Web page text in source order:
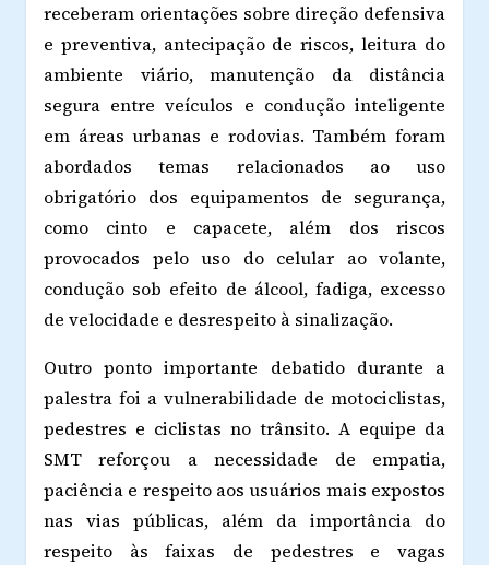
receberam orientações sobre direção defensiva
e preventiva, antecipação de riscos, leitura do
ambiente viário, manutenção da distância
segura entre veículos e condução inteligente
em áreas urbanas e rodovias. Também foram
abordados temas relacionados ao uso
obrigatório dos equipamentos de segurança,
como cinto e capacete, além dos riscos
provocados pelo uso do celular ao volante,
condução sob efeito de álcool, fadiga, excesso
de velocidade e desrespeito à sinalização.
Outro ponto importante debatido durante a
palestra foi a vulnerabilidade de motociclistas,
pedestres e ciclistas no trânsito. A equipe da
SMT reforçou a necessidade de empatia,
paciência e respeito aos usuários mais expostos
nas vias públicas, além da importância do
respeito às faixas de pedestres e vagas